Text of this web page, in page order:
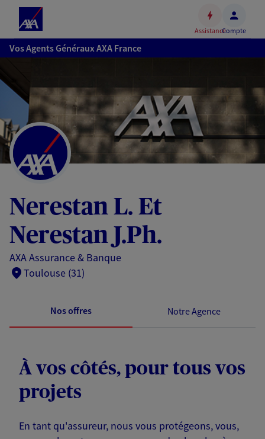
Accéder
au
Accéder
au
pied
de
page
AssistanceCompte
Vos Agents Généraux AXA France
Nerestan L. Et
Nerestan J.Ph.
AXA Assurance & Banque
Toulouse (31)
Nos offres Notre Agence
À vos côtés, pour tous vos
projets
En tant qu'assureur, nous vous protégeons, vous,